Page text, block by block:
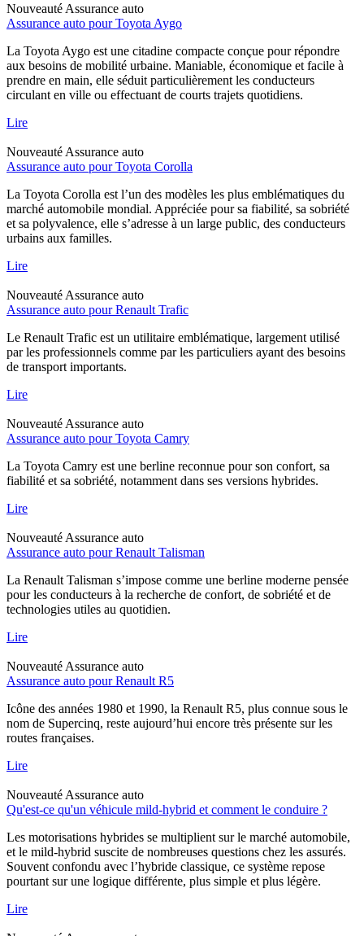
Nouveauté Assurance auto
Assurance auto pour Toyota Aygo
La Toyota Aygo est une citadine compacte conçue pour répondre
aux besoins de mobilité urbaine. Maniable, économique et facile à
prendre en main, elle séduit particulièrement les conducteurs
circulant en ville ou effectuant de courts trajets quotidiens.
Lire
Nouveauté Assurance auto
Assurance auto pour Toyota Corolla
La Toyota Corolla est l’un des modèles les plus emblématiques du
marché automobile mondial. Appréciée pour sa fiabilité, sa sobriété
et sa polyvalence, elle s’adresse à un large public, des conducteurs
urbains aux familles.
Lire
Nouveauté Assurance auto
Assurance auto pour Renault Trafic
Le Renault Trafic est un utilitaire emblématique, largement utilisé
par les professionnels comme par les particuliers ayant des besoins
de transport importants.
Lire
Nouveauté Assurance auto
Assurance auto pour Toyota Camry
La Toyota Camry est une berline reconnue pour son confort, sa
fiabilité et sa sobriété, notamment dans ses versions hybrides.
Lire
Nouveauté Assurance auto
Assurance auto pour Renault Talisman
La Renault Talisman s’impose comme une berline moderne pensée
pour les conducteurs à la recherche de confort, de sobriété et de
technologies utiles au quotidien.
Lire
Nouveauté Assurance auto
Assurance auto pour Renault R5
Icône des années 1980 et 1990, la Renault R5, plus connue sous le
nom de Supercinq, reste aujourd’hui encore très présente sur les
routes françaises.
Lire
Nouveauté Assurance auto
Qu'est-ce qu'un véhicule mild-hybrid et comment le conduire ?
Les motorisations hybrides se multiplient sur le marché automobile,
et le mild-hybrid suscite de nombreuses questions chez les assurés.
Souvent confondu avec l’hybride classique, ce système repose
pourtant sur une logique différente, plus simple et plus légère.
Lire